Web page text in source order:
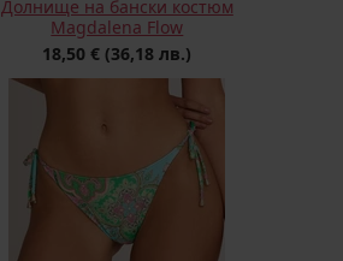
Долнище на бански костюм
Magdalena Flow
18,50 € (36,18 лв.)